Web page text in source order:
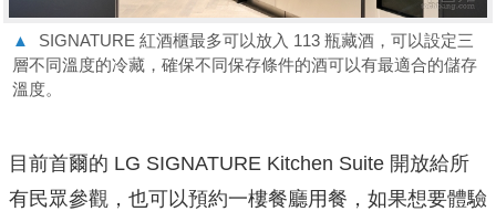
▲
SIGNATURE 紅酒櫃最多可以放入 113 瓶藏酒，可以設定三
層不同溫度的冷藏，確保不同保存條件的酒可以有最適合的儲存
溫度。
目前首爾的 LG SIGNATURE Kitchen Suite 開放給所
有民眾參觀，也可以預約一樓餐廳用餐，如果想要體驗